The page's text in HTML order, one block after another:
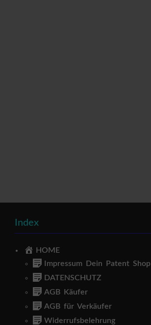
Index
HOME
Impressum Dein Patent Shop
DATENSCHUTZ
AGB Käufer
AGB für Verkäufer
Widerrufsbelehrung